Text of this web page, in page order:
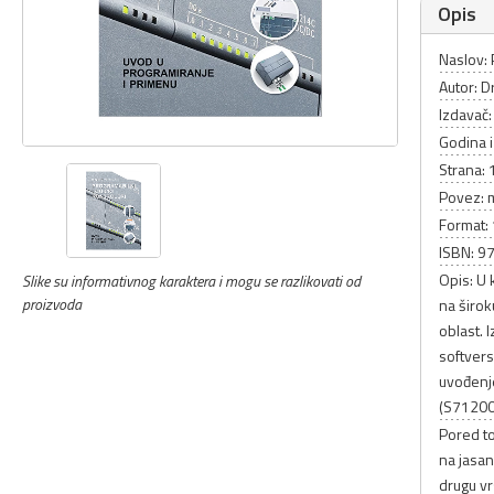
Slike su informativnog karaktera i mogu se razlikovati od
proizvoda
Opis
Naslov:
Autor:
Godina
Strana:
Povez:
Format:
ISBN:
Opis:
na
oblast.
Pored
na
drugu